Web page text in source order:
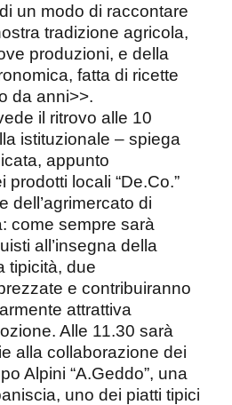
un modo di raccontare
tradizione agricola,
produzioni, e della
fatta di ricette
da anni>>.
il ritrovo alle 10
istituzionale – spiega
appunto
prodotti locali “De.Co.”
dell’agrimercato di
come sempre sarà
all’insegna della
tipicità, due
e contribuiranno
attrattiva
Alle 11.30 sarà
alla collaborazione dei
Alpini “A.Geddo”, una
uno dei piatti tipici